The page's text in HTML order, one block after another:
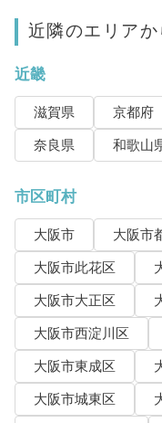
近隣のエリアか
近畿
滋賀県 京都府
奈良県
和歌山
市区町村
大阪市 大阪市
大阪市此花区
大阪市大正区
大阪市西淀川区
大阪市東成区
大阪市城東区